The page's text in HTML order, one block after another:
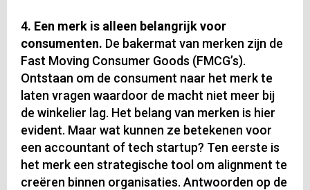
4. Een merk is alleen belangrijk voor
consumenten. De bakermat van merken zijn de
Fast Moving Consumer Goods (FMCG’s).
Ontstaan om de consument naar het merk te
laten vragen waardoor de macht niet meer bij
de winkelier lag. Het belang van merken is hier
evident. Maar wat kunnen ze betekenen voor
een accountant of tech startup? Ten eerste is
het merk een strategische tool om alignment te
creëren binnen organisaties. Antwoorden op de